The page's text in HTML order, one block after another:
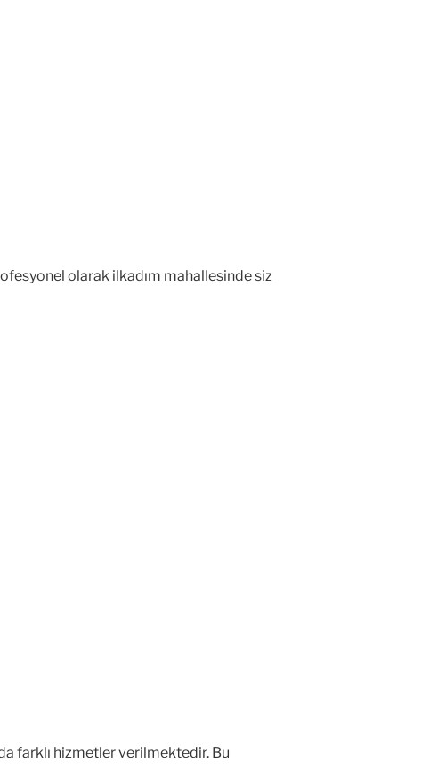
olarak ilkadım mahallesinde siz
farklı hizmetler verilmektedir. Bu